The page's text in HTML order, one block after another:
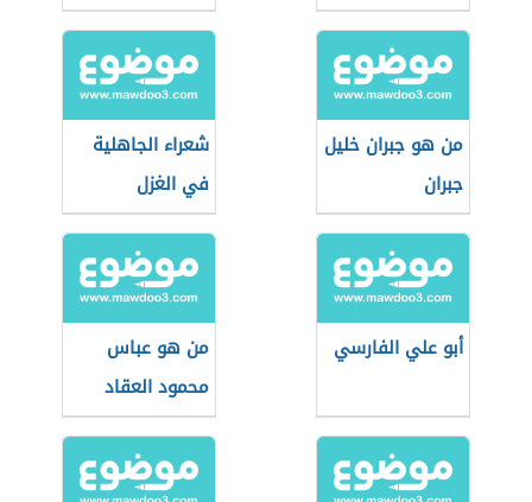
من هو جبران خليل
جبران
شعراء الجاهلية
في الغزل
أبو علي الفارسي
من هو عباس
محمود العقاد